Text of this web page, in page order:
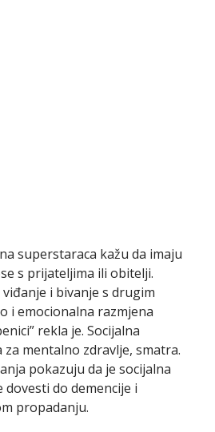
superstaraca kažu da imaju
s prijateljima ili obitelji.
i bivanje s drugim
i emocionalna razmjena
rekla je. Socijalna
mentalno zdravlje, smatra.
pokazuju da je socijalna
do demencije i
propadanju.